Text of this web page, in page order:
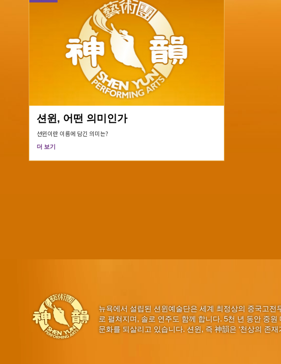
션윈, 어떤 의미인가
션윈이란 이름에 담긴 의미는?
더 보기
뉴욕에서 설립된 션윈예술단은 세계 최정상의 중국고
로 펼쳐지며, 솔로 연주도 함께 합니다. 5천 년 동안 중
문화를 되살리고 있습니다. 션윈, 즉 神韻은 ‘천상의 존